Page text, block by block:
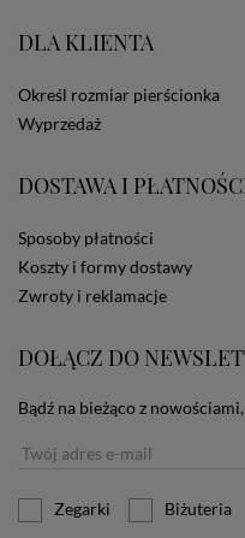
dotyczących cookies
użytkownika. Jeżeli
stosowanie plików
DLA KLIENTA
Określ rozmiar pierścionka
Wyprzedaż
DOSTAWA I
Sposoby płatności
Koszty i formy dostawy
Zwroty i reklamacje
DOŁĄCZ DO
Bądź na bieżąco z
Zegarki Biżuteria